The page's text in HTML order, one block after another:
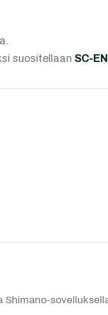
suositellaan SC-
Shimano-